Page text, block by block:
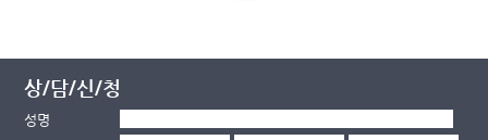
상/담/신/청
성명